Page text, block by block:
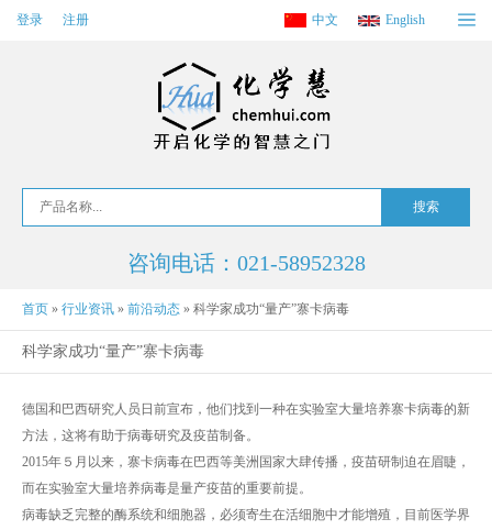
登录 注册 中文 English
咨询电话：021-58952328
首页 » 行业资讯 » 前沿动态 » 科学家成功“量产”寨卡病毒
科学家成功“量产”寨卡病毒
德国和巴西研究人员日前宣布，他们找到一种在实验室大量培养寨卡病毒的新
方法，这将有助于病毒研究及疫苗制备。
2015年５月以来，寨卡病毒在巴西等美洲国家大肆传播，疫苗研制迫在眉睫，
而在实验室大量培养病毒是量产疫苗的重要前提。
病毒缺乏完整的酶系统和细胞器，必须寄生在活细胞中才能增殖，目前医学界